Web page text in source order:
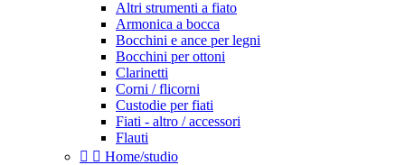
Altri strumenti a fiato
Armonica a bocca
Bocchini e ance per legni
Bocchini per ottoni
Clarinetti
Corni / flicorni
Custodie per fiati
Fiati - altro / accessori
Flauti
  Home/studio